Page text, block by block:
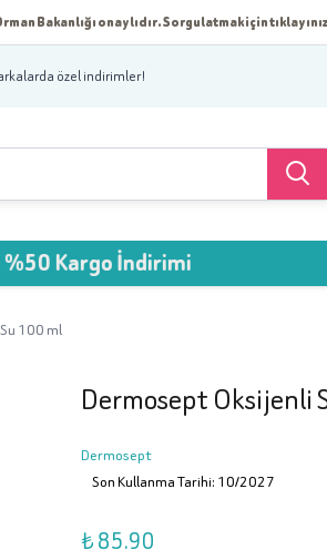
Bakanlığı onaylıdır. Sorgulatmak için
özel indirimler!
İndirimi
100 ml
Dermosept Oksijenli
Dermosept
Son Kullanma Tarihi: 10/2027
₺ 85.90